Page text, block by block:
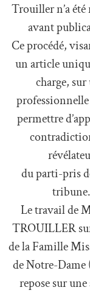
Trouiller n’a
avant
Ce procédé,
un article
charge, sur
permettre
du parti-pris
tribune.
Le travail de
TROUILLER
de la Famille
de Notre-
repose sur une